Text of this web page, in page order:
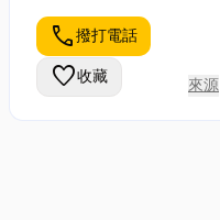
口皆碑、專業老字號。
水塔主要分為： √立式
水塔~各種尺寸平底
call撥打電話
favorite收藏 來源